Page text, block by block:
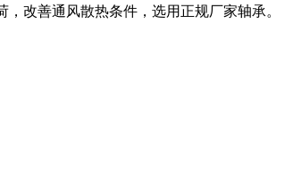
改善通风散热条件，选用正规厂家轴承。